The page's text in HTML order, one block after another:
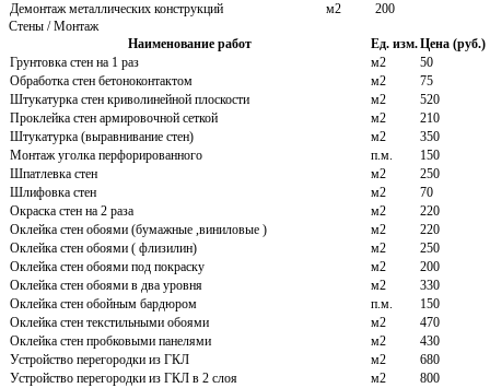
Демонтаж металлических конструкций
м2
200
Стены / Монтаж
Наименование работ
Ед. изм.Цена (руб.)
Грунтовка стен на 1 раз
м2
50
Обработка стен бетоноконтактом
м2
75
Штукатурка стен криволинейной плоскости
м2
520
Проклейка стен армировочной сеткой
м2
210
Штукатурка (выравнивание стен)
м2
350
Монтаж уголка перфорированного
п.м.
150
Шпатлевка стен
м2
250
Шлифовка стен
м2
70
Окраска стен на 2 раза
м2
220
Оклейка стен обоями (бумажные ,виниловые )
м2
220
Оклейка стен обоями ( флизилин)
м2
250
Оклейка стен обоями под покраску
м2
200
Оклейка стен обоями в два уровня
м2
330
Оклейка стен обойным бардюром
п.м.
150
Оклейка стен текстильными обоями
м2
470
Оклейка стен пробковыми панелями
м2
430
Устройство перегородки из ГКЛ
м2
680
Устройство перегородки из ГКЛ в 2 слоя
м2
800